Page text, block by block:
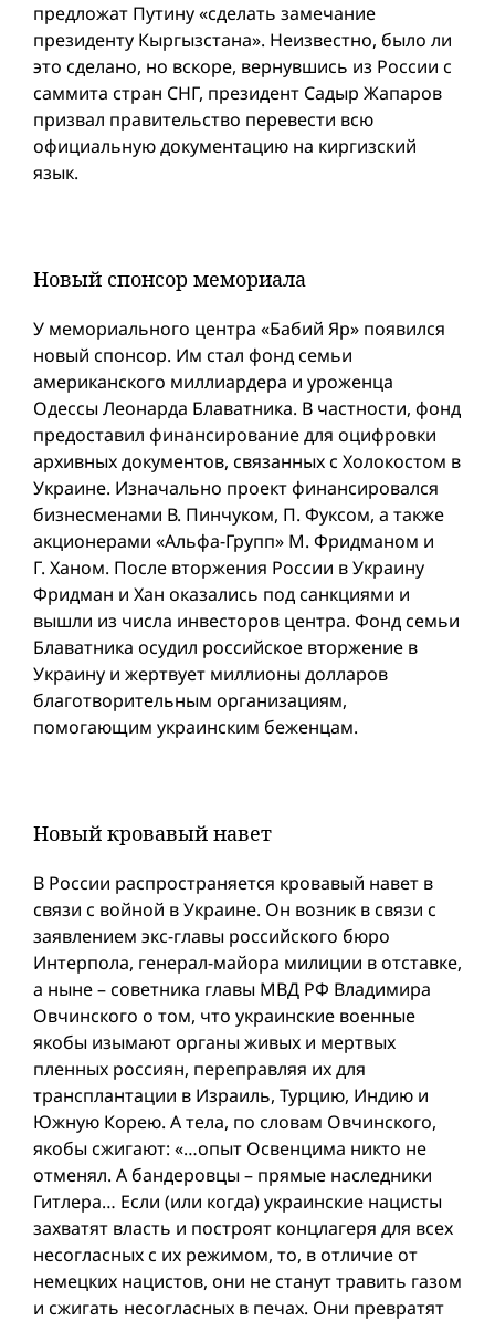
предложат Путину «сделать замечание
президенту Кыргызстана». Неизвестно, былo ли
это сделано, но вскоре, вернувшись из России с
саммита стран СНГ, президент Садыр Жапаров
призвал правительство перевести всю
официальную документацию на киргизский
язык.
Новый спонсор мемориала
У мемориального центра «Бабий Яр» появился
новый спонсор. Им стал фонд семьи
американского миллиардера и уроженца
Одессы Леонарда Блаватника. В частности, фонд
предоставил финансирование для оцифровки
архивных документов, связанных с Холокостом в
Украине. Изначально проект финансировался
бизнесменами В. Пинчуком, П. Фуксом, а также
акционерами «Альфа-Групп» М. Фридманом и
Г. Ханом. После вторжения России в Украину
Фридман и Хан оказались под санкциями и
вышли из числа инвесторов центра. Фонд семьи
Блаватника осудил российское вторжение в
Украину и жертвует миллионы долларов
благотворительным организациям,
помогающим украинским беженцам.
Новый кровавый навет
В России распространяется кровавый навет в
связи с войной в Украине. Он возник в связи с
заявлением экс-главы российского бюро
Интерпола, генерал-майора милиции в отставке,
а ныне – советника главы МВД РФ Владимира
Овчинского о том, что украинские военные
якобы изымают органы живых и мертвых
пленных россиян, переправляя их для
трансплантации в Израиль, Турцию, Индию и
Южную Корею. А тела, по словам Овчинского,
якобы сжигают: «…опыт Освенцима никто не
отменял. А бандеровцы – прямые наследники
Гитлера… Если (или когда) украинские нацисты
захватят власть и построят концлагеря для всех
несогласных с их режимом, то, в отличиe от
немецких нацистов, они не станут травить газом
и сжигать несогласных в печах. Они превратят